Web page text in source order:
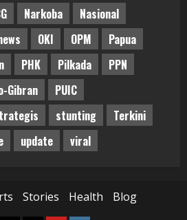
Narkoba
Nasional
OKI OPM
Papua
PHK Pilkada
PPN
Gibran
PUIC
stunting
Terkini
update viral
Stories Health Blog